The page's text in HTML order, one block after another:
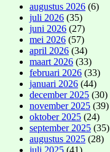
augustus 2026 (6)
juli 2026 (35)
juni 2026 (27)
mei 2026 (57)
april 2026 (34)
maart 2026 (33)
februari 2026 (33)
januari 2026 (44)
december 2025 (30)
november 2025 (39)
oktober 2025 (24)
september 2025 (35)
augustus 2025 (28)
juli 2025 (41)